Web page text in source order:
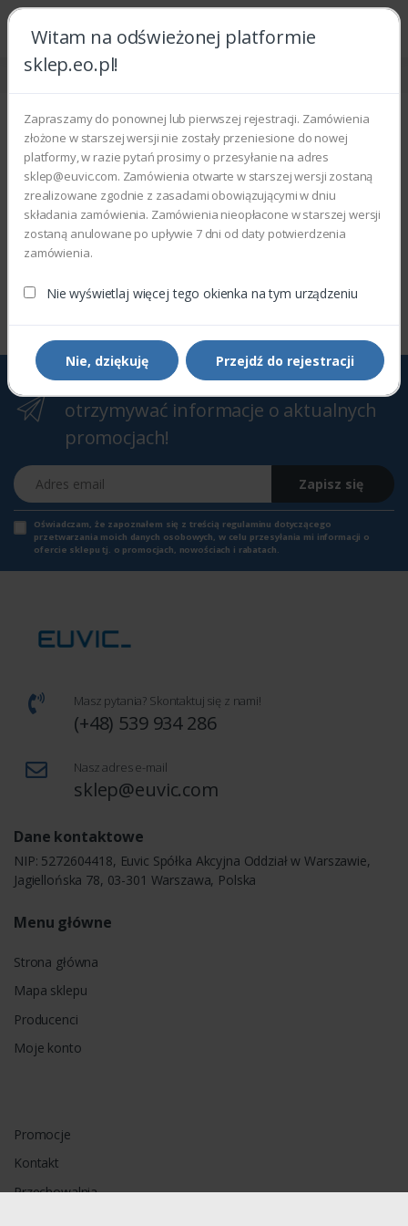
Witam na odświeżonej platformie
sklep.eo.pl!
Zapraszamy do ponownej lub pierwszej rejestracji. Zamówienia
złożone w starszej wersji nie zostały przeniesione do nowej
platformy, w razie pytań prosimy o przesyłanie na adres
sklep@euvic.com. Zamówienia otwarte w starszej wersji zostaną
zrealizowane zgodnie z zasadami obowiązującymi w dniu
składania zamówienia. Zamówienia nieopłacone w starszej wersji
zostaną anulowane po upływie 7 dni od daty potwierdzenia
zamówienia.
Nie wyświetlaj więcej tego okienka na tym urządzeniu
Nie, dziękuję Przejdź do rejestracji
Strona główna CopyCentre
D95 CopierPrinter
Wyświetlono 0–0 z 0 wyników
Filtry Sortowanie domyślne
Zapisz się do Newslettera, aby
otrzymywać informacje o aktualnych
promocjach!
Adres email
Zapisz się
Oświadczam, że zapoznałem się z treścią regulaminu dotyczącego
przetwarzania moich danych osobowych, w celu przesyłania mi informacji o
ofercie sklepu tj. o promocjach, nowościach i rabatach.
Masz pytania? Skontaktuj się z nami!
(+48) 539 934 286
Nasz adres e-mail
sklep@euvic.com
Dane kontaktowe
NIP: 5272604418, Euvic Spółka Akcyjna Oddział w Warszawie,
Jagiellońska 78, 03-301 Warszawa, Polska
Menu główne
Strona główna
Mapa sklepu
Producenci
Moje konto
Promocje
Kontakt
Przechowalnia